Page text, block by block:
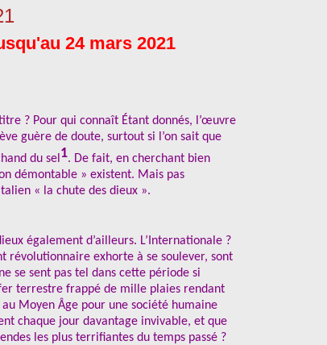
24 mars 2021
? Pour qui connaît Étant donnés, l’œuvre
guère de doute, surtout si l’on sait que
du sel 1. De fait, en cherchant bien
démontable » existent. Mais pas
« la chute des dieux ».
également d’ailleurs. L’Internationale ?
révolutionnaire exhorte à se soulever, sont
se sent pas tel dans cette période si
terrestre frappé de mille plaies rendant
Moyen Âge pour une société humaine
chaque jour davantage invivable, et que
les plus terrifiantes du temps passé ?